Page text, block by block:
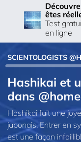
êtes
Test
en ligne
SCIENTOLOGISTS
Hashikai et
dans @home
Hashikai fait une
japonais. Entrer en
est une façon